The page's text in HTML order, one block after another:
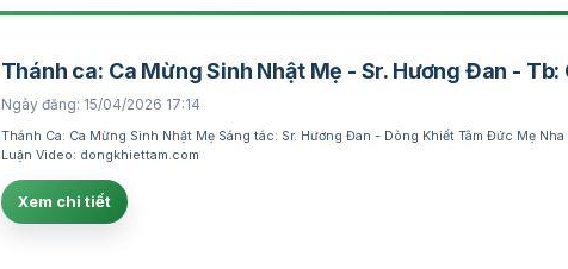
Thánh ca: Ca Mừng Sinh Nhật Mẹ - Sr. Hương Đan - Tb:
Ngày đăng: 15/04/2026 17:14
Thánh Ca: Ca Mừng Sinh Nhật Mẹ Sáng tác: Sr. Hương Đan - Dòng Khiết Tâm Đức Mẹ
Luận Video: dongkhiettam.com
Xem chi tiết